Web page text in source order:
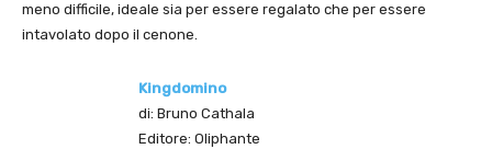
meno difficile, ideale sia per essere regalato che per essere
intavolato dopo il cenone.
Kingdomino
di: Bruno Cathala
Editore: Oliphante